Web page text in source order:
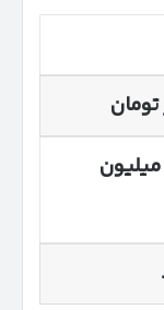
حدود ۱۵ میلیون